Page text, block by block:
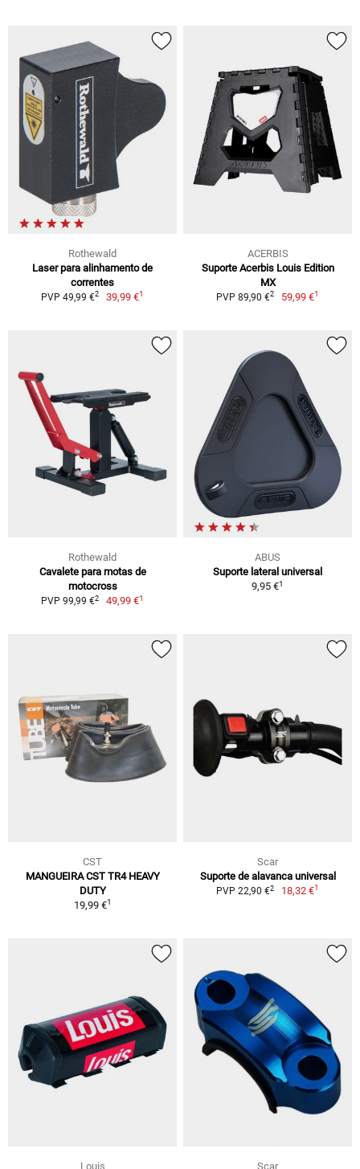
Rothewald
Laser para alinhamento de
correntes
PVP 49,99 €2 39,99 €1
ACERBIS
Suporte Acerbis Louis Edition
MX
PVP 89,90 €2 59,99 €1
Rothewald
Cavalete para motas de
motocross
PVP 99,99 €2 49,99 €1
ABUS
Suporte lateral universal
9,95 €1
CST
MANGUEIRA CST TR4 HEAVY
DUTY
19,99 €1
Scar
Suporte de alavanca universal
PVP 22,90 €2 18,32 €1
Louis Scar